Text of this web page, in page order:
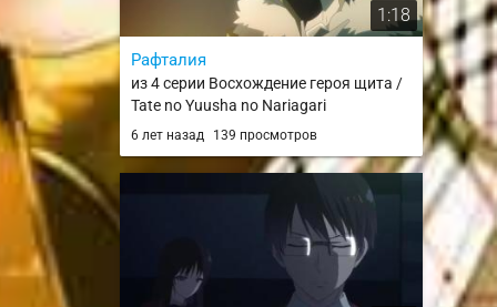
1:18
Рафталия
из 4 серии Восхождение героя щита /
Tate no Yuusha no Nariagari
6 лет назад 139 просмотров